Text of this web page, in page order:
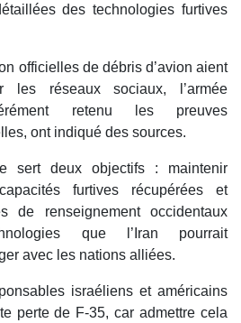
des technologies furtives
officielles de débris d’avion aient
les réseaux sociaux, l’armée
retenu les preuves
ont indiqué des sources.
sert deux objectifs : maintenir
furtives récupérées et
de renseignement occidentaux
que l’Iran pourrait
avec les nations alliées.
israéliens et américains
perte de F-35, car admettre cela